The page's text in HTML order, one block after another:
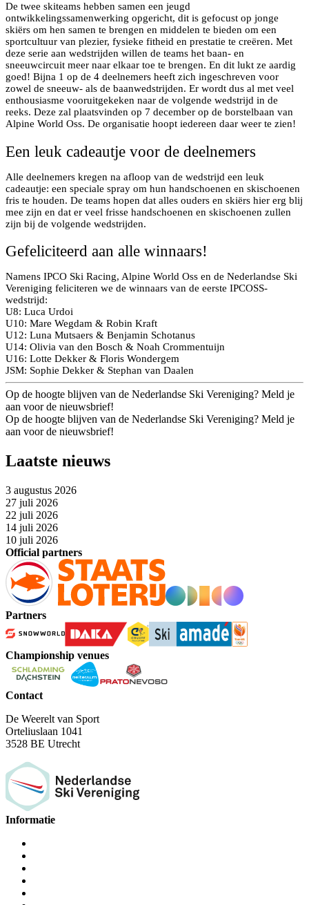
De twee skiteams hebben samen een jeugd
ontwikkelingssamenwerking opgericht, dit is gefocust op jonge
skiërs om hen samen te brengen en middelen te bieden om een
sportcultuur van plezier, fysieke fitheid en prestatie te creëren. Met
deze serie aan wedstrijden willen de teams het baan- en
sneeuwcircuit meer naar elkaar toe te brengen. En dit lukt ze aardig
goed! Bijna 1 op de 4 deelnemers heeft zich ingeschreven voor
zowel de sneeuw- als de baanwedstrijden. Er wordt dus al met veel
enthousiasme vooruitgekeken naar de volgende wedstrijd in de
reeks. Deze zal plaatsvinden op 7 december op de borstelbaan van
Alpine World Oss. De organisatie hoopt iedereen daar weer te zien!
Een leuk cadeautje voor de deelnemers
Alle deelnemers kregen na afloop van de wedstrijd een leuk
cadeautje: een speciale spray om hun handschoenen en skischoenen
fris te houden. De teams hopen dat alles ouders en skiërs hier erg blij
mee zijn en dat er veel frisse handschoenen en skischoenen zullen
zijn bij de volgende wedstrijden.
Gefeliciteerd aan alle winnaars!
Namens IPCO Ski Racing, Alpine World Oss en de Nederlandse Ski
Vereniging feliciteren we de winnaars van de eerste IPCOSS-
wedstrijd:
U8: Luca Urdoi
U10: Mare Wegdam & Robin Kraft
U12: Luna Mutsaers & Benjamin Schotanus
U14: Olivia van den Bosch & Noah Crommentuijn
U16: Lotte Dekker & Floris Wondergem
JSM: Sophie Dekker & Stephan van Daalen
Op de hoogte blijven van de Nederlandse Ski Vereniging? Meld je
aan voor de nieuwsbrief!
Op de hoogte blijven van de Nederlandse Ski Vereniging? Meld je
aan voor de nieuwsbrief!
Laatste nieuws
3 augustus 2026
27 juli 2026
22 juli 2026
14 juli 2026
10 juli 2026
Official partners
Partners
Championship venues
Contact
De Weerelt van Sport
Orteliuslaan 1041
3528 BE Utrecht
Informatie